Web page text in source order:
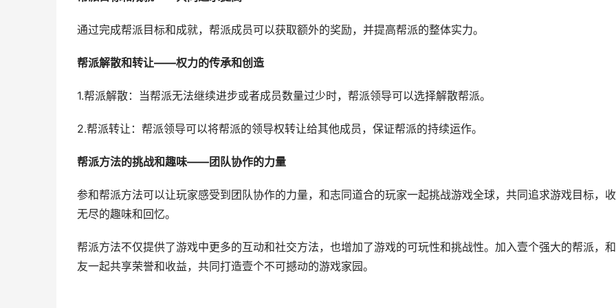
通过完成帮派目标和成就，帮派成员可以获取额外的奖励，并提高帮派的整体实力。
帮派解散和转让——权力的传承和创造
1.帮派解散：当帮派无法继续进步或者成员数量过少时，帮派领导可以选择解散帮派。
2.帮派转让：帮派领导可以将帮派的领导权转让给其他成员，保证帮派的持续运作。
帮派方法的挑战和趣味——团队协作的力量
参和帮派方法可以让玩家感受到团队协作的力量，和志同道合的玩家一起挑战游戏全球，共同追求游戏目标，
无尽的趣味和回忆。
帮派方法不仅提供了游戏中更多的互动和社交方法，也增加了游戏的可玩性和挑战性。加入壹个强大的帮派，
友一起共享荣誉和收益，共同打造壹个不可撼动的游戏家园。